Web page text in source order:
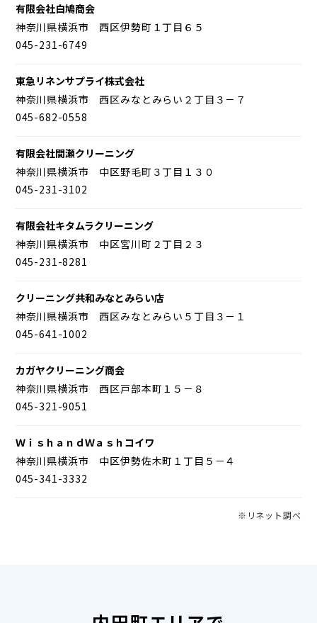
有限会社白鳩商会
神奈川県横浜市 西区伊勢町１丁目６５
045-231-6749
東急リネンサプライ株式会社
神奈川県横浜市 西区みなとみらい２丁目３－７
045-682-0558
有限会社間瀬クリーニング
神奈川県横浜市 中区野毛町３丁目１３０
045-231-3102
有限会社キタムラクリーニング
神奈川県横浜市 中区宮川町２丁目２３
045-231-8281
クリーニング共和みなとみらい店
神奈川県横浜市 西区みなとみらい５丁目３－１
045-641-1002
カガヤクリーニング商会
神奈川県横浜市 西区戸部本町１５－８
045-321-9051
ＷｉｓｈａｎｄＷａｓｈコイワ
神奈川県横浜市 中区伊勢佐木町１丁目５－４
045-341-3332
※リネット調べ